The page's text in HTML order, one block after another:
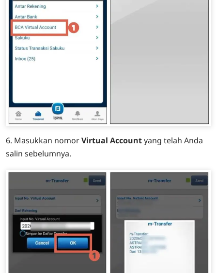
6. Masukkan nomorVirtual Accountyang telah Anda
salin sebelumnya.